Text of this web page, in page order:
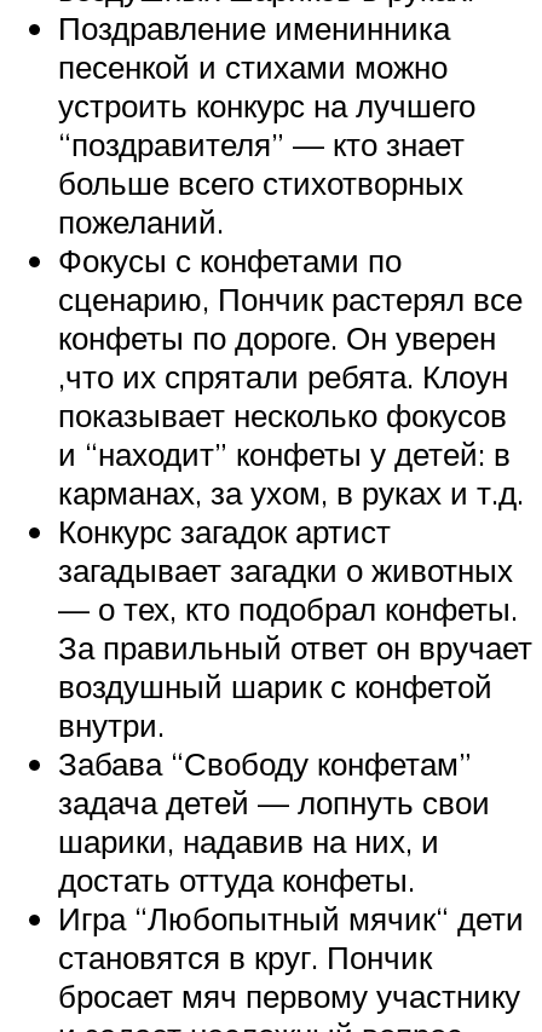
Поздравление именинника
песенкой и стихами можно
устроить конкурс на лучшего
“поздравителя” — кто знает
больше всего стихотворных
пожеланий.
Фокусы с конфетами по
сценарию, Пончик растерял все
конфеты по дороге. Он уверен
,что их спрятали ребята. Клоун
показывает несколько фокусов
и “находит” конфеты у детей: в
карманах, за ухом, в руках и т.д.
Конкурс загадок артист
загадывает загадки о животных
— о тех, кто подобрал конфеты.
За правильный ответ он вручает
воздушный шарик с конфетой
внутри.
Забава “Свободу конфетам”
задача детей — лопнуть свои
шарики, надавив на них, и
достать оттуда конфеты.
Игра “Любопытный мячик“ дети
становятся в круг. Пончик
бросает мяч первому участнику